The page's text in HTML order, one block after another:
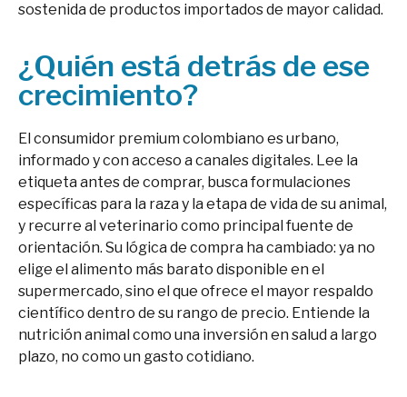
sostenida de productos importados de mayor calidad.
¿Quién está detrás de ese
crecimiento?
El consumidor premium colombiano es urbano,
informado y con acceso a canales digitales. Lee la
etiqueta antes de comprar, busca formulaciones
específicas para la raza y la etapa de vida de su animal,
y recurre al veterinario como principal fuente de
orientación. Su lógica de compra ha cambiado: ya no
elige el alimento más barato disponible en el
supermercado, sino el que ofrece el mayor respaldo
científico dentro de su rango de precio. Entiende la
nutrición animal como una inversión en salud a largo
plazo, no como un gasto cotidiano.